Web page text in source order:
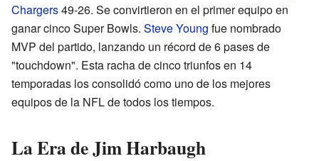
Chargers49-26. Se convirtieron en el primer equipo en
ganar cinco Super Bowls. Steve Young fue nombrado
MVP del partido, lanzando un récord de 6 pases de
"touchdown". Esta racha de cinco triunfos en 14
temporadas los consolidó como uno de los mejores
equipos de la NFL de todos los tiempos.
La Era de Jim Harbaugh